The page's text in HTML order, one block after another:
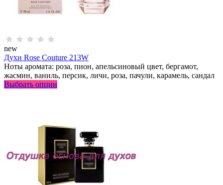
new
Духи Rose Couture 213W
Ноты аромата: роза, пион, апельсиновый цвет, бергамот,
жасмин, ваниль, персик, личи, роза, пачули, карамель, сандал
Выбрать опции